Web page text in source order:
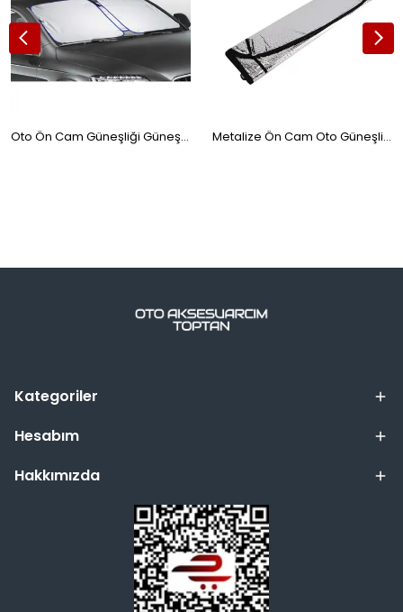
Oto Ön Cam Güneşliği Güneş Gözlüğü Metalize Ön Cam Oto Güneşlik Büyük 140x70cm Gri
Kategoriler
Hesabım
Hakkımızda